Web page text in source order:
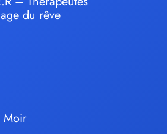
du rêve
Moir